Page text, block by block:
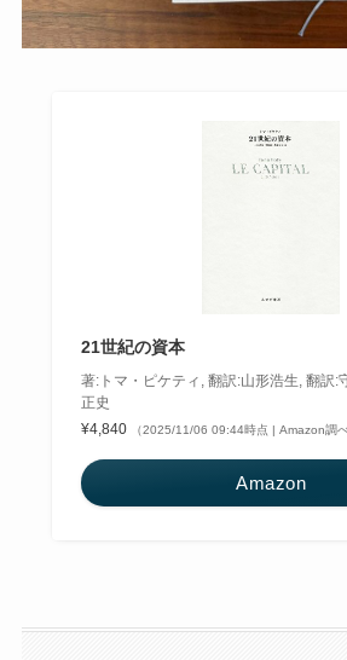
21世紀の資本
著:トマ・ピケティ, 翻訳:山形浩生, 翻訳:
正史
¥4,840
（2025/11/06 09:44時点 | Amazon調べ
Amazon